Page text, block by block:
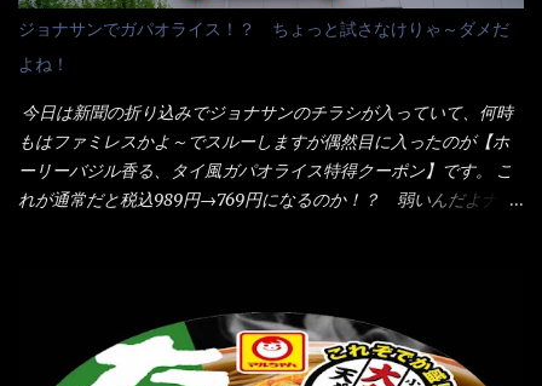
の旨味に数種類の唐辛子、ニンニクを加えた辛さとコクが凝縮さ
れた醤油ベースのスープです。 調味油に赤ラー油とごま油を使用
することに風味と辛さを引き立たせています。 調味油をスープ
全体に馴染ませるために、箸で麺と具を持ち上げて・・・ ええや
ないかぁ～ モヤシが黒豆モヤシだから細身で熱を加えてもへた
りづらい！（緑豆モヤシだと太くて熱加えるとダラーっとなるん
だよ） それに細ストレート麺とモヤシが良いバランスで・・・
韮の緑と卵の黄色も相まって・・・映える...
ろう） 早速タバスコを振りかけて食べてみると・・・結構美味し
いよ！ 久しぶりだな～ホワイトソースとマカロニの絡まった食
感・・・懐かしい～ 今回ダイソーのカレー用のスプーンを使って
みたら、これが凄くうまくすくえるんだよねぇ～（このスプーン
当たりだね） 今回新作のグラタンを頂きましたが、まずまずの美
味しさとダイソーのカレースプーンの。すくい上げ力の良さを再
度認識できました。
ジョナサンでガパオライス！？ ちょっと試さなけりゃ～ダメだ
よね！
今日は新聞の折り込みでジョナサンのチラシが入っていて、何時
もはファミレスかよ～でスルーしますが偶然目に入ったのが【ホ
ーリーバジル香る、タイ風ガパオライス特得クーポン】です。 こ
れが通常だと税込989円→769円になるのか！？ 弱いんだよナァ
に行っても同じメニュー同じ味のファミレスには行きません。 最
近は、ステーキガストに試しに行ったぐらいです。（肉が喰いた
くて） しかし最近のファミレスは合理化が進み、店員さんもフロ